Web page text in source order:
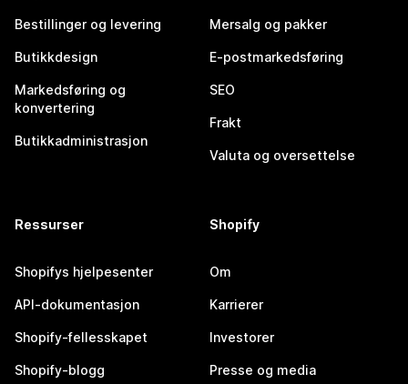
Bestillinger og levering
Butikkdesign
Markedsføring og
konvertering
Butikkadministrasjon
Mersalg og pakker
E-postmarkedsføring
SEO
Frakt
Valuta og oversettelse
Ressurser
Shopifys hjelpesenter
API-dokumentasjon
Shopify-fellesskapet
Shopify-blogg
Shopify
Om
Karrierer
Investorer
Presse og media